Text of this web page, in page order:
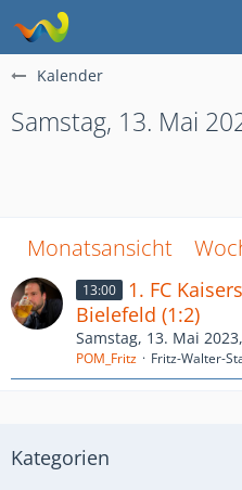
Kalender
Samstag, 13. Mai
Monatsansicht
13:00
1. FC
Bielefeld (1:2)
Samstag, 13. Mai
POM_Fritz Fritz-Walter-
Kategorien